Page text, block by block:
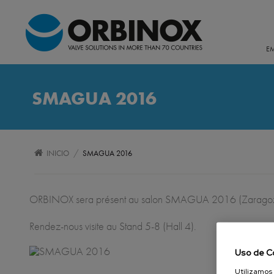
SMAGUA 2016
INICIO / SMAGUA 2016
ORBINOX sera présent au salon SMAGUA 2016
Rendez-nous visite au Stand 5-8 (Hall 4).
Uso de
Utilizamos